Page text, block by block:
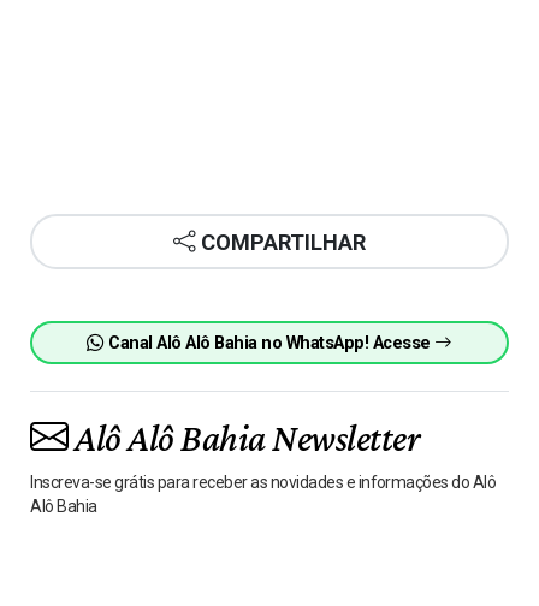
COMPARTILHAR
Canal Alô Alô Bahia no WhatsApp! Acesse
Alô Alô Bahia Newsletter
Inscreva-se grátis para receber as novidades e informações do Alô
Alô Bahia